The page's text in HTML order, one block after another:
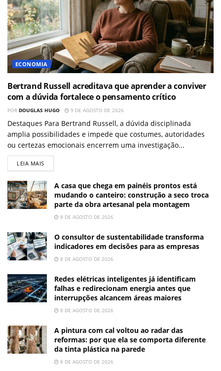
ECONOMIA
Bertrand Russell acreditava que aprender a conviver
com a dúvida fortalece o pensamento crítico
POR DOUGLAS HUGO 9 DE AGOSTO DE 2026
Destaques Para Bertrand Russell, a dúvida disciplinada
amplia possibilidades e impede que costumes, autoridades
ou certezas emocionais encerrem uma investigação...
LEIA MAIS
A casa que chega em painéis prontos está
mudando o canteiro: construção a seco troca
parte da obra artesanal pela montagem
8 DE AGOSTO DE 2026
O consultor de sustentabilidade transforma
indicadores em decisões para as empresas
8 DE AGOSTO DE 2026
Redes elétricas inteligentes já identificam
falhas e redirecionam energia antes que
interrupções alcancem áreas maiores
8 DE AGOSTO DE 2026
A pintura com cal voltou ao radar das
reformas: por que ela se comporta diferente
da tinta plástica na parede
8 DE AGOSTO DE 2026